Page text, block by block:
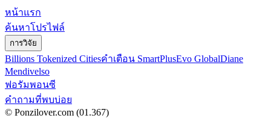
หน้าแรก
ค้นหาโปรไฟล์
การวิจัย
Billions Tokenized Citiesคำเตือน SmartPlusEvo GlobalDiane
Mendivelso
ฟอรัมพอนซี
คำถามที่พบบ่อย
© Ponzilover.com (01.367)